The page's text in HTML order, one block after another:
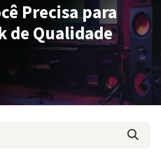
Precisa para
de Qualidade